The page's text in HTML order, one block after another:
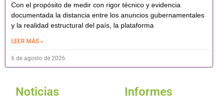
Con el propósito de medir con rigor técnico y evidencia
documentada la distancia entre los anuncios gubernamentales
y la realidad estructural del país, la plataforma
LEER MÁS »
6 de agosto de 2026
Noticias Informes